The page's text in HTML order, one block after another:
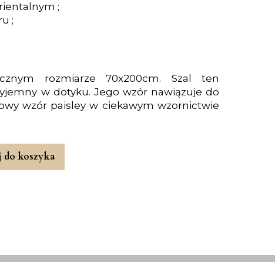
;
;
rozmiarze 70x200cm. Szal ten
w dotyku. Jego wzór nawiązuje do
wzór paisley w ciekawym wzornictwie
do koszyka